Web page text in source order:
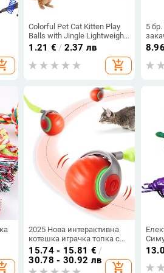
Colorful Pet Cat Kitten Play
Balls with Jingle Lightweight
Bell Pounce Chase Rattle Toy
for Cat Toy Pet Toys
1.21 € / 2.37 лв
add_shopping_cart
5
8.96
2025 Нова интерактивна
котешка играчка топка с
опашка от пера,
акумулаторна
интелигентна търкаляща
15.74 - 15.81 € /
30.78 - 30.92 лв
add_shopping_cart